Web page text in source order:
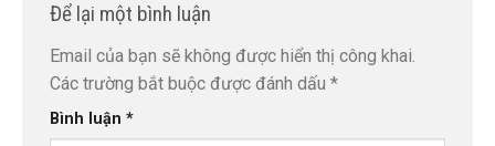
Để lại một bình luận
Email của bạn sẽ không được hiển thị công khai.
Các trường bắt buộc được đánh dấu *
Bình luận *